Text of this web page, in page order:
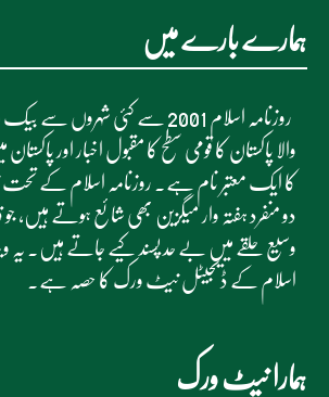
ہمارے بارے میں
روزنامہ اسلام 2001 سے کئی
والا پاکستان کا قومی سطح کا مقبول اخبار اور
کا ایک معتبر نام ہے۔ روزنامہ اسلام کے تحت
دو منفرد ہفتہ وار میگزین بھی شائع ہوتے ہیں،
وسیع حلقے میں بے حد پسند کیے جاتے ہیں۔ یہ
اسلام کے ڈیجیٹل نیٹ ورک کا حصہ ہے۔
ہمارا نیٹ ورک